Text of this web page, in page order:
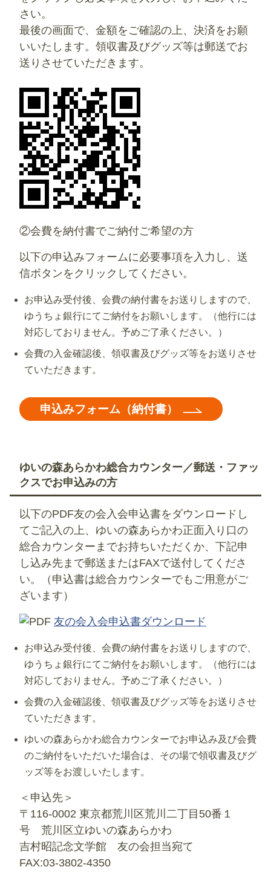
さい。
最後の画面で、金額をご確認の上、決済をお願
いいたします。領収書及びグッズ等は郵送でお
送りさせていただきます。
②会費を納付書でご納付ご希望の方
以下の申込みフォームに必要事項を入力し、送
信ボタンをクリックしてください。
お申込み受付後、会費の納付書をお送りしますので、
ゆうちょ銀行にてご納付をお願いします。（他行には
対応しておりません。予めご了承ください。）
会費の入金確認後、領収書及びグッズ等をお送りさせ
ていただきます。
申込みフォーム（納付書）
ゆいの森あらかわ総合カウンター／郵送・ファッ
クスでお申込みの方
以下のPDF友の会入会申込書をダウンロードし
てご記入の上、ゆいの森あらかわ正面入り口の
総合カウンターまでお持ちいただくか、下記申
し込み先まで郵送またはFAXで送付してくださ
い。（申込書は総合カウンターでもご用意がご
ざいます）
友の会入会申込書ダウンロード
お申込み受付後、会費の納付書をお送りしますので、
ゆうちょ銀行にてご納付をお願いします。（他行には
対応しておりません。予めご了承ください。）
会費の入金確認後、領収書及びグッズ等をお送りさせ
ていただきます。
ゆいの森あらかわ総合カウンターでお申込み及び会費
のご納付をいただいた場合は、その場で領収書及びグ
ッズ等をお渡しいたします。
＜申込先＞
〒116-0002 東京都荒川区荒川二丁目50番１
号 荒川区立ゆいの森あらかわ
吉村昭記念文学館 友の会担当宛て
FAX:03-3802-4350